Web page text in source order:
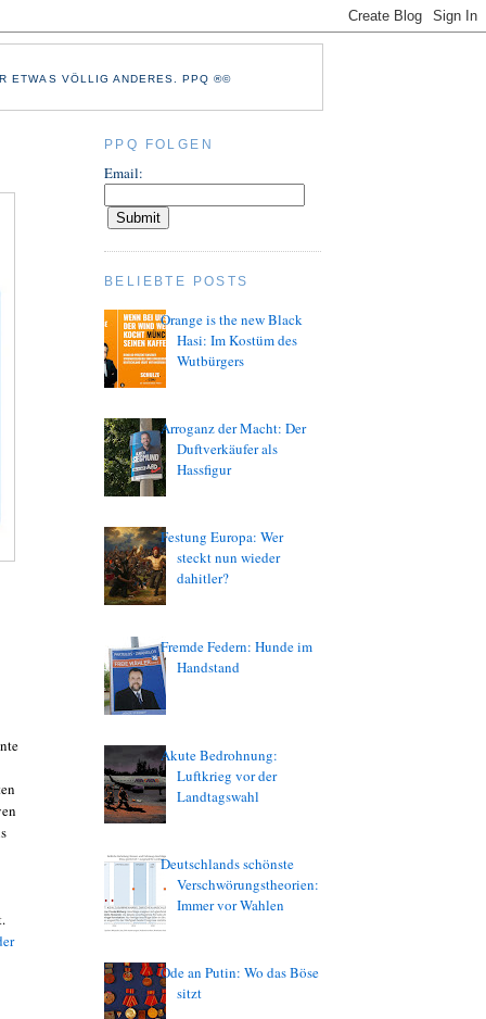
ETWAS VÖLLIG ANDERES. PPQ ®©
PPQ FOLGEN
Email:
BELIEBTE POSTS
Orange is the new Black
Hasi: Im Kostüm des
Wutbürgers
Arroganz der Macht: Der
Duftverkäufer als
Hassfigur
Festung Europa: Wer
steckt nun wieder
dahitler?
Fremde Federn: Hunde im
Handstand
Akute Bedrohnung:
Luftkrieg vor der
Landtagswahl
Deutschlands schönste
Verschwörungstheorien:
Immer vor Wahlen
Ode an Putin: Wo das Böse
sitzt